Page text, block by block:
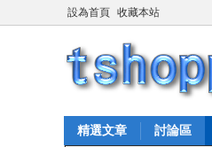
設為首頁 收藏本站
精選文章 討論區